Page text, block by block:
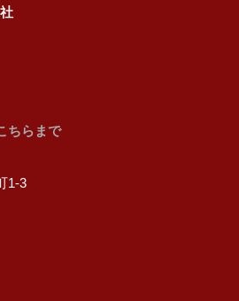
ちらまで
1-3